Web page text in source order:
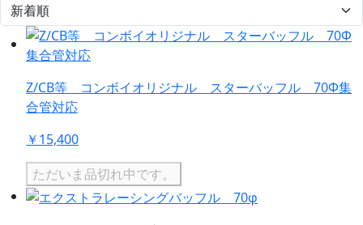
Z/CB等 コンボイオリジナル スターバッフル 70Φ集
合管対応
￥15,400
ただいま品切れ中です。